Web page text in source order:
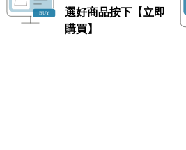
選好商品按下【立即
購買】